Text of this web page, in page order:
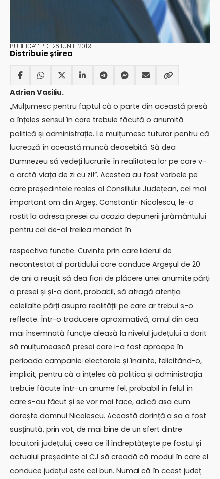
PUBLICAT PE : 25 IUNIE 2012
Distribuie știrea
Adrian Vasiliu.
„Mulțumesc pentru faptul că o parte din această presă
a înțeles sensul în care trebuie făcută o anumită
politică și administrație. Le mulțumesc tuturor pentru că
lucrează în această muncă deosebită. Să dea
Dumnezeu să vedeți lucrurile în realitatea lor pe care v-
o arată viața de zi cu zi!”. Acestea au fost vorbele pe
care președintele reales al Consiliului Județean, cel mai
important om din Argeș, Constantin Nicolescu, le-a
rostit la adresa presei cu ocazia depunerii jurământului
pentru cel de-al treilea mandat în
respectiva funcție. Cuvinte prin care liderul de
necontestat al partidului care conduce Argeșul de 20
de ani a reușit să dea fiori de plăcere unei anumite părți
a presei și și-a dorit, probabil, să atragă atenția
celeilalte părți asupra realității pe care ar trebui s-o
reflecte. Într-o traducere aproximativă, omul din cea
mai însemnată funcție aleasă la nivelul județului a dorit
să mulțumească presei care i-a fost aproape în
perioada campaniei electorale și înainte, felicitând-o,
implicit, pentru că a înțeles că politica și administrația
trebuie făcute într-un anume fel, probabil în felul în
care s-au făcut și se vor mai face, adică așa cum
dorește domnul Nicolescu. Această dorință a sa a fost
susținută, prin vot, de mai bine de un sfert dintre
locuitorii județului, ceea ce îl îndreptățește pe fostul și
actualul președinte al CJ să creadă că modul în care el
conduce județul este cel bun. Numai că în acest județ